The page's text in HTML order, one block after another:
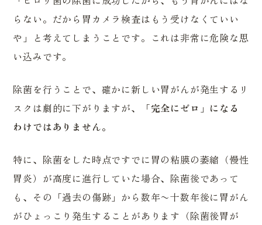
当院について 院長あいさつ・医師紹介
医院案内・アクセス
禁煙外来 オンライン診療
超音波検査【エコー検査】
（Coming soon）
大腸内視鏡検査（大腸カメラ） 胃内視鏡検査（胃カメラ）
日帰り大腸ポリープ切除
らない。だから胃カメラ検査はもう受けなくていい
や」と考えてしまうことです。これは非常に危険な思
い込みです。
除菌を行うことで、確かに新しい胃がんが発生するリ
スクは劇的に下がりますが、
「完全にゼロ」になる
わけではありません。
特に、除菌をした時点ですでに胃の粘膜の萎縮（慢性
胃炎）が高度に進行していた場合、除菌後であって
も、その「過去の傷跡」から数年〜十数年後に胃がん
がひょっこり発生することがあります（除菌後胃が